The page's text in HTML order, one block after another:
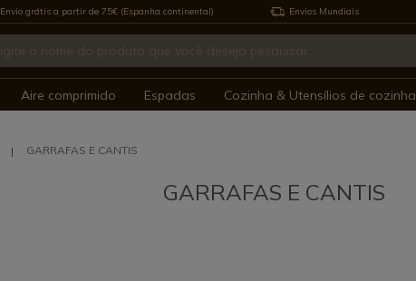
Envio grátis a partir de 75€ (Espanha continental) Envios Mundiais
Aire comprimido Espadas Cozinha & Utensílios de cozinha
GARRAFAS E CANTIS
GARRAFAS E CANTIS